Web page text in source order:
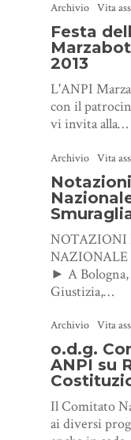
Archivio Vita
Festa
2013
L'ANPI
con il
vi invita alla…
Archivio Vita
NOTAZIONI
► A Bologna,
Giustizia,…
Archivio Vita
o.d.g.
ANPI su
Il Comitato
ai diversi